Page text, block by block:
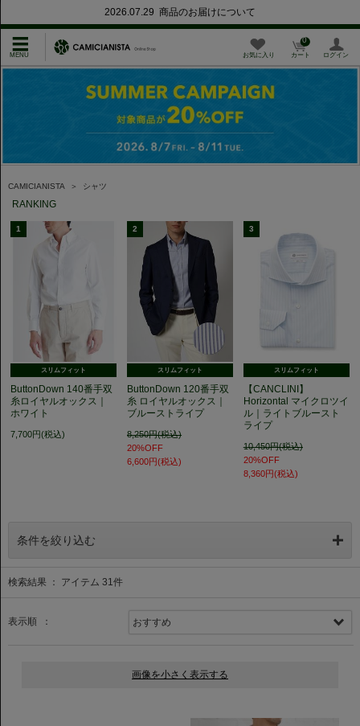
2026.07.29 商品のお届けについて
お気に入り カート
0
ログイン
CAMICIANISTA ＞ シャツ
RANKING
1
スリムフィット
ButtonDown 140番手双
糸ロイヤルオックス｜
ホワイト
7,700円(税込)
2
スリムフィット
ButtonDown 120番手双
糸 ロイヤルオックス｜
ブルーストライプ
8,250円(税込)
20%OFF
6,600円(税込)
3
スリムフィット
【CANCLINI】
Horizontal マイクロツイ
ル｜ライトブルースト
ライプ
10,450円(税込)
20%OFF
8,360円(税込)
条件を絞り込む
検索結果 ： アイテム 31件
表示順 ：